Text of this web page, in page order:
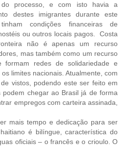
do processo, e com isto havia a
destes imigrantes durante este
condições financeiras de
ou outros locais pagos. Costa
não é apenas um recurso
mas também como um recurso
redes de solidariedade e
limites nacionais. Atualmente, com
vistos, podendo este ser feito em
podem chegar ao Brasil já de forma
empregos com carteira assinada,
mais tempo e dedicação para ser
é bilíngue, característica do
oficiais – o francês e o crioulo. O